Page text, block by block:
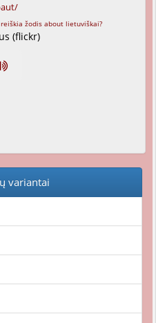
(flickr)
variantai